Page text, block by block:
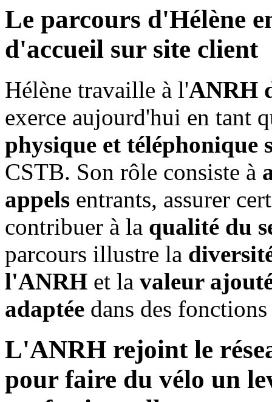
Le parcours d'Hélène
d'accueil sur site client
Hélène travaille à l'ANRH
exerce aujourd'hui en tant
physique et téléphonique
CSTB. Son rôle consiste à
appels entrants, assurer
contribuer à la qualité du
parcours illustre la
l'ANRH et la valeur
adaptée dans des
L'ANRH rejoint le
pour faire du vélo un